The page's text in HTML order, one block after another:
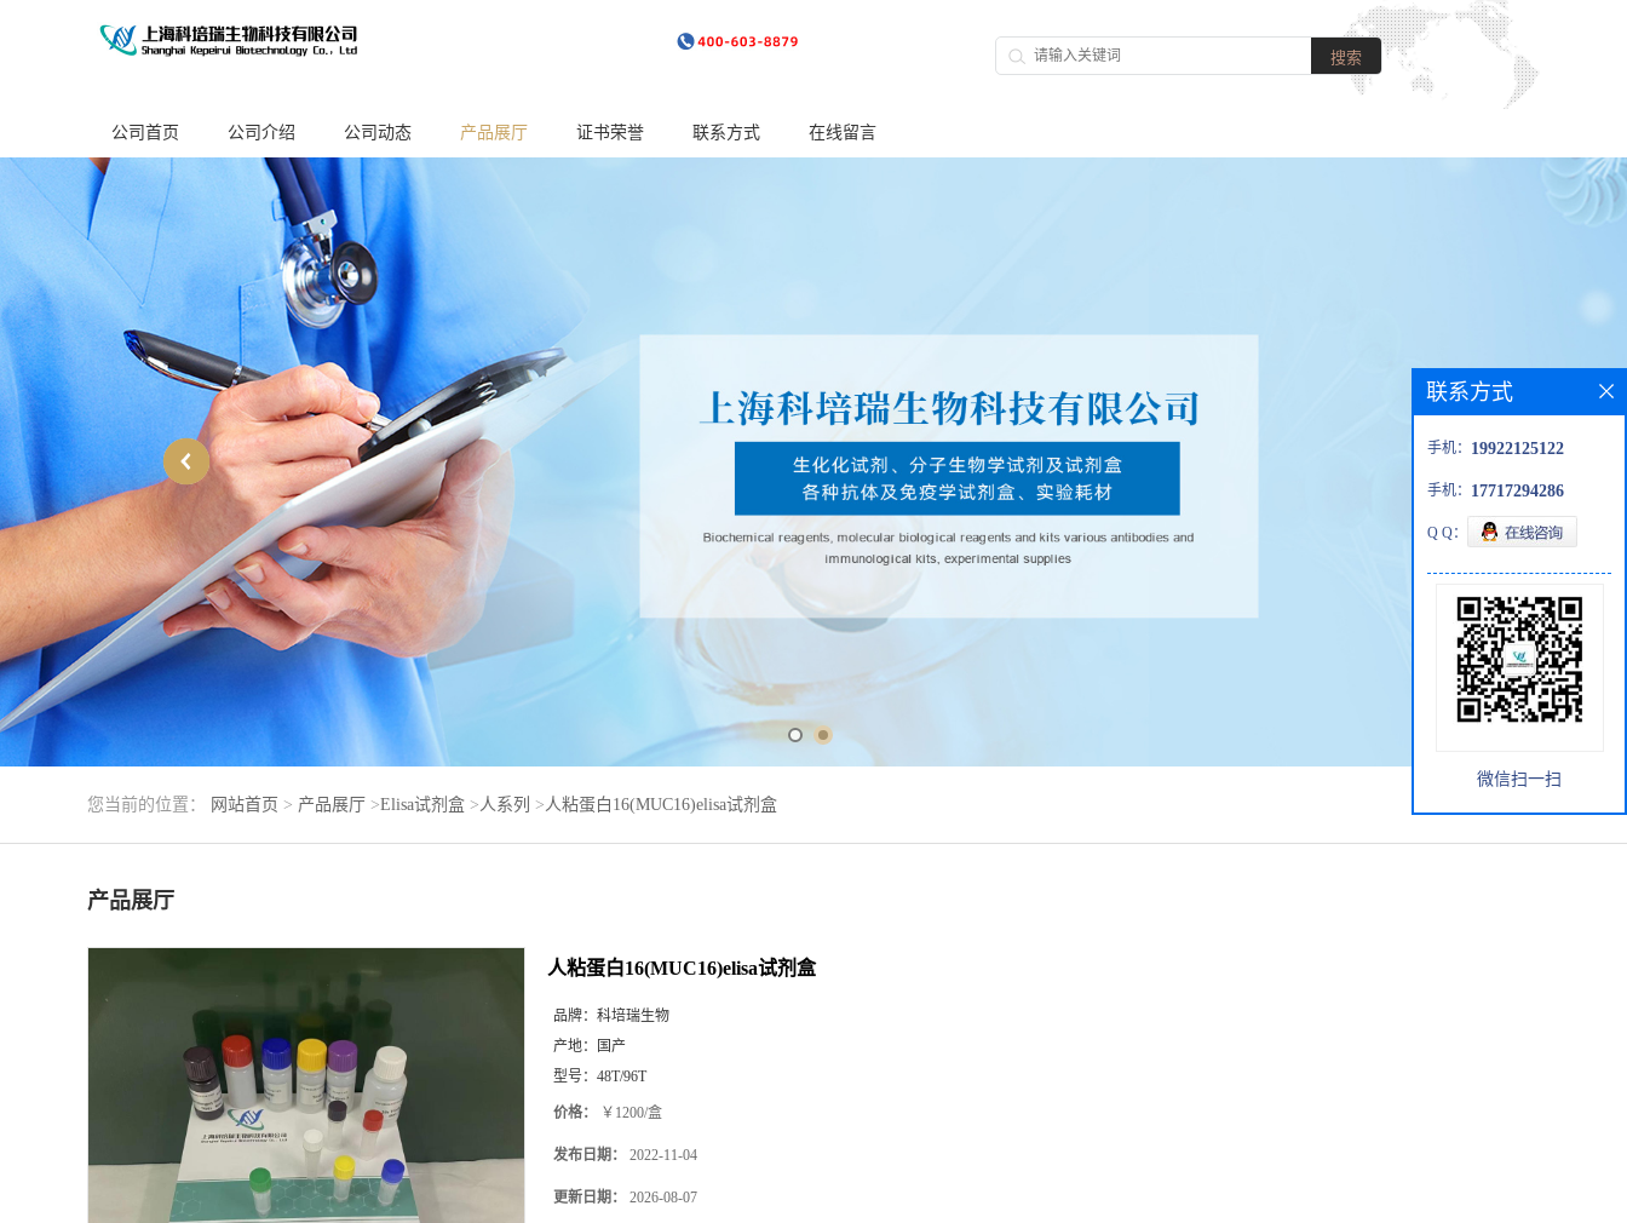
公司首页 公司介绍 公司动态 产品展厅 证书荣誉 联系方式 在线留言
您当前的位置： 网站首页 > 产品展厅 >Elisa试剂盒 > 人系列 > 人粘蛋白16(MUC16)elisa试剂盒
产品展厅
人粘蛋白16(MUC16)elisa试剂盒
品牌： 科培瑞生物
产地：
国产
型号： 48T/96T
价格： ￥1200/盒
发布日期： 2022-11-04
更新日期： 2026-08-07
联系方式
手机： 19922125122
手机： 17717294286
Q Q：
微信扫一扫